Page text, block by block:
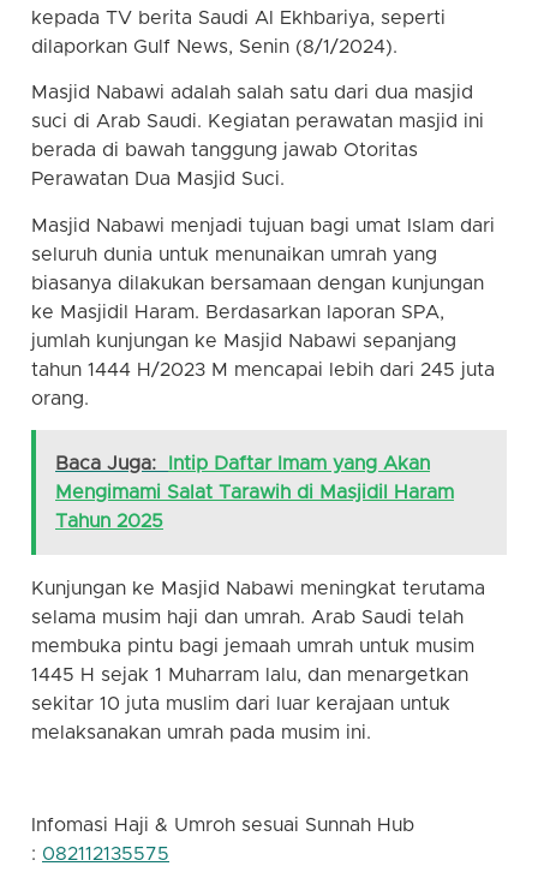
kepada TV berita Saudi Al Ekhbariya, seperti
dilaporkan Gulf News, Senin (8/1/2024).
Masjid Nabawi adalah salah satu dari dua masjid
suci di Arab Saudi. Kegiatan perawatan masjid ini
berada di bawah tanggung jawab Otoritas
Perawatan Dua Masjid Suci.
Masjid Nabawi menjadi tujuan bagi umat Islam dari
seluruh dunia untuk menunaikan umrah yang
biasanya dilakukan bersamaan dengan kunjungan
ke Masjidil Haram. Berdasarkan laporan SPA,
jumlah kunjungan ke Masjid Nabawi sepanjang
tahun 1444 H/2023 M mencapai lebih dari 245 juta
orang.
Baca Juga:
Intip Daftar Imam yang Akan
Mengimami Salat Tarawih di Masjidil Haram
Tahun 2025
Kunjungan ke Masjid Nabawi meningkat terutama
selama musim haji dan umrah. Arab Saudi telah
membuka pintu bagi jemaah umrah untuk musim
1445 H sejak 1 Muharram lalu, dan menargetkan
sekitar 10 juta muslim dari luar kerajaan untuk
melaksanakan umrah pada musim ini.
Infomasi Haji & Umroh sesuai Sunnah Hub
: 082112135575